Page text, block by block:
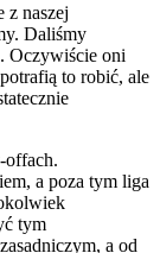
z naszej
Daliśmy
Oczywiście oni
to robić, ale
offach.
a poza tym liga
tym
a od